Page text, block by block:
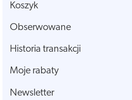
Koszyk
Obserwowane
Historia transakcji
Moje rabaty
Newsletter